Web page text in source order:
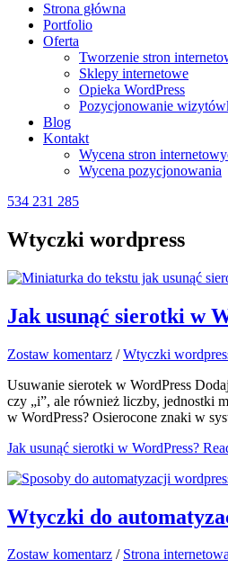
Strona główna
Portfolio
Oferta
Tworzenie stron
Sklepy internetowe
Opieka WordPress
Pozycjonowanie
Blog
Kontakt
Wycena stron
Wycena pozycjonowania
534 231 285
Wtyczki wordpress
Jak usunąć sierotki w
Zostaw komentarz /Wtyczki
Usuwanie sierotek w WordPress
czy „i”, ale również liczby, jednostki
w WordPress? Osierocone znaki w
Jak usunąć sierotki w WordPress?
Wtyczki do
Zostaw komentarz / Strona